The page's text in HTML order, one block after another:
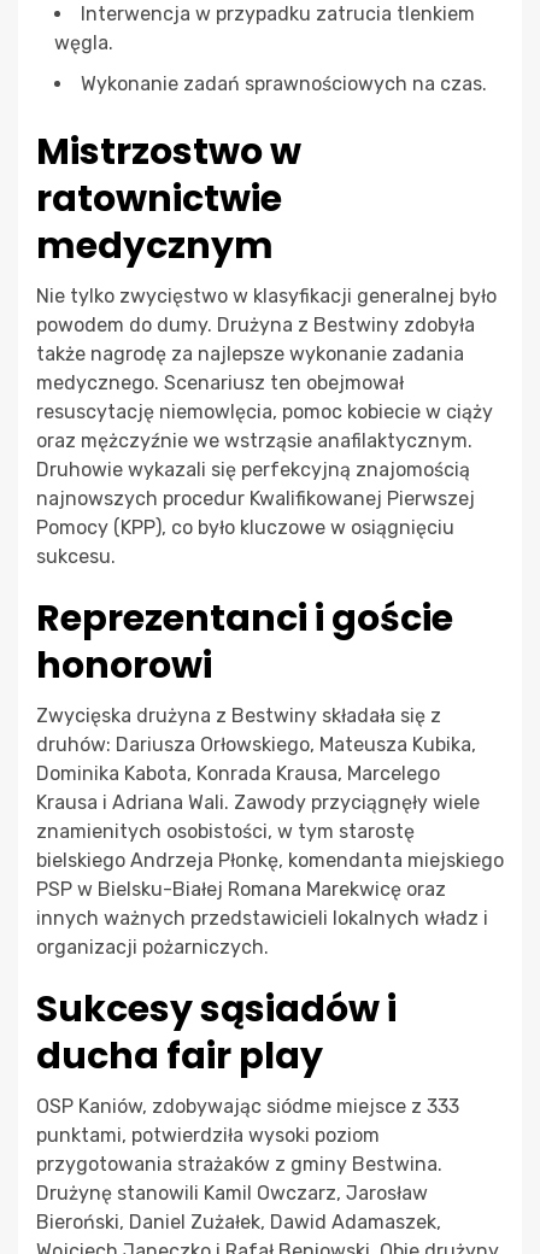
Interwencja w przypadku zatrucia tlenkiem
węgla.
Wykonanie zadań sprawnościowych na czas.
Mistrzostwo w
ratownictwie
medycznym
Nie tylko zwycięstwo w klasyfikacji generalnej było
powodem do dumy. Drużyna z Bestwiny zdobyła
także nagrodę za najlepsze wykonanie zadania
medycznego. Scenariusz ten obejmował
resuscytację niemowlęcia, pomoc kobiecie w ciąży
oraz mężczyźnie we wstrząsie anafilaktycznym.
Druhowie wykazali się perfekcyjną znajomością
najnowszych procedur Kwalifikowanej Pierwszej
Pomocy (KPP), co było kluczowe w osiągnięciu
sukcesu.
Reprezentanci i goście
honorowi
Zwycięska drużyna z Bestwiny składała się z
druhów: Dariusza Orłowskiego, Mateusza Kubika,
Dominika Kabota, Konrada Krausa, Marcelego
Krausa i Adriana Wali. Zawody przyciągnęły wiele
znamienitych osobistości, w tym starostę
bielskiego Andrzeja Płonkę, komendanta miejskiego
PSP w Bielsku-Białej Romana Marekwicę oraz
innych ważnych przedstawicieli lokalnych władz i
organizacji pożarniczych.
Sukcesy sąsiadów i
ducha fair play
OSP Kaniów, zdobywając siódme miejsce z 333
punktami, potwierdziła wysoki poziom
przygotowania strażaków z gminy Bestwina.
Drużynę stanowili Kamil Owczarz, Jarosław
Bieroński, Daniel Zużałek, Dawid Adamaszek,